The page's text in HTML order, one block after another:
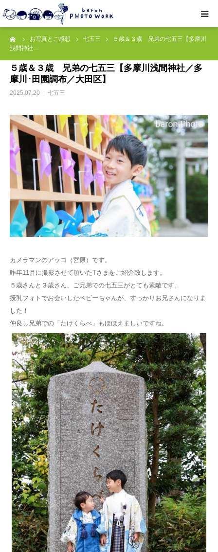
お写真とご感想 七五三
５歳＆３歳 兄弟の七五三【多摩川
浅間神社…
５歳＆３歳 兄弟の七五三【多摩川浅間神社／多
摩川･田園調布／大田区】
2025.07.20 七五三
カメラマンのアッコ（宮原）です。
昨年11月に撮影させて頂いたTさまをご紹介致します。
５歳さんと３歳さん、ご兄弟での七五三がとても素敵です。
授乳フォトでお会いしたベビーちゃんが、すっかりお兄さんになりま
した！
仲良し兄弟での「たけくらべ」もほほえましいですね。
撮影プラン
私たちについて
オプション
● お写真とご感想
レッスン/撮影会
取材・企業・オーナーさま
ご予約
Q&A